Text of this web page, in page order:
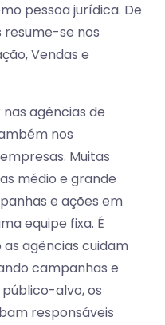
pessoa jurídica. De
resume-se nos
Vendas e
agências de
nos
Muitas
médio e grande
e ações em
equipe fixa. É
agências cuidam
campanhas e
alvo, os
responsáveis